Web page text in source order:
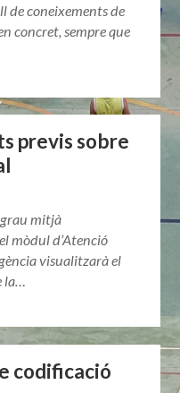
de coneixements de
concret, sempre que
previs sobre
grau mitjà
mòdul d’Atenció
visualitzarà el
la…
codificació